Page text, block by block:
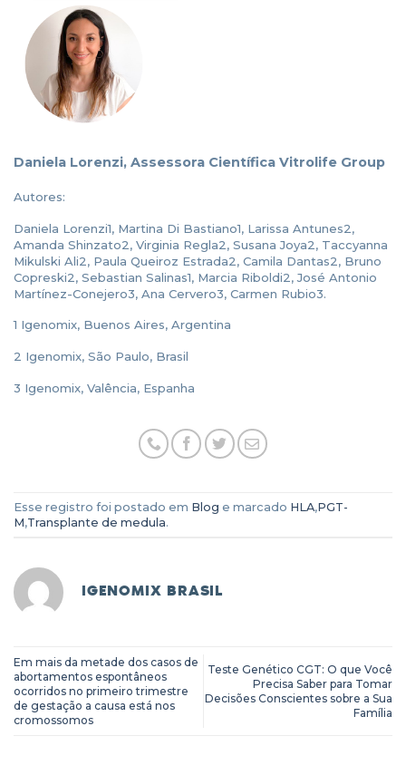
Daniela Lorenzi, Assessora Científica Vitrolife Group
Autores:
Daniela Lorenzi1, Martina Di Bastiano1, Larissa Antunes2,
Amanda Shinzato2, Virginia Regla2, Susana Joya2, Taccyanna
Mikulski Ali2, Paula Queiroz Estrada2, Camila Dantas2, Bruno
Copreski2, Sebastian Salinas1, Marcia Riboldi2, José Antonio
Martínez-Conejero3, Ana Cervero3, Carmen Rubio3.
1 Igenomix, Buenos Aires, Argentina
2 Igenomix, São Paulo, Brasil
3 Igenomix, Valência, Espanha
Esse registro foi postado em Blog e marcado HLA,PGT-
M,Transplante de medula.
IGENOMIX BRASIL
Em mais da metade dos casos de
abortamentos espontâneos
ocorridos no primeiro trimestre
de gestação a causa está nos
cromossomos
Teste Genético CGT: O que Você
Precisa Saber para Tomar
Decisões Conscientes sobre a Sua
Família